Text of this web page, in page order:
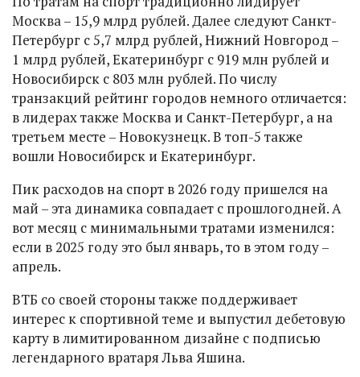
Москва – 15,9 млрд рублей. Далее следуют Санкт-
Петербург с 5,7 млрд рублей, Нижний Новгород –
1 млрд рублей, Екатеринбург с 919 млн рублей и
Новосибирск с 803 млн рублей. По числу
транзакций рейтинг городов немного отличается:
в лидерах также Москва и Санкт-Петербург, а на
третьем месте – Новокузнецк. В топ-5 также
вошли Новосибирск и Екатеринбург.
Пик расходов на спорт в 2026 году пришелся на
май – эта динамика совпадает с прошлогодней. А
вот месяц с минимальными тратами изменился:
если в 2025 году это был январь, то в этом году –
апрель.
ВТБ со своей стороны также поддерживает
интерес к спортивной теме и выпустил дебетовую
карту в лимитированном дизайне с подписью
легендарного вратаря Льва Яшина.